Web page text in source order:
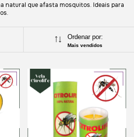
natural que afasta mosquitos. Ideais para
Ordenar por:
Mais vendidos